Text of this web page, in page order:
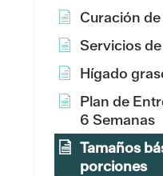
Curación
Servicios
Hígado
Plan de
6 Semanas
Tamaños
porciones